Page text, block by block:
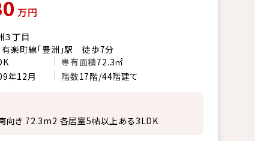
万円
３丁目
有楽町線「豊洲」駅 徒歩7分
専有面積72.3㎡
年12月 階数17階/44階建て
向き 72.3m2 各居室5帖以上ある3LDK